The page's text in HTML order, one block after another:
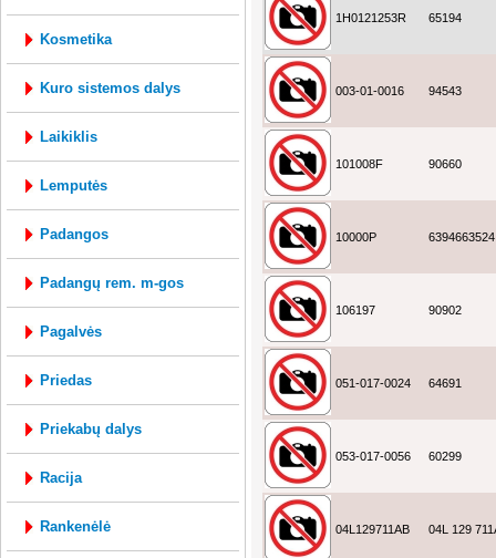
kosmetika
kuro sistemos dalys
laikiklis
lemputės
padangos
padangų rem. m-gos
pagalvės
priedas
priekabų dalys
racija
rankenėlė
1H0121253R 65194
003-01-0016 94543
101008F 90660
10000P 6394663524
106197 90902
051-017-0024 64691
053-017-0056 60299
04L129711AB 04L 129